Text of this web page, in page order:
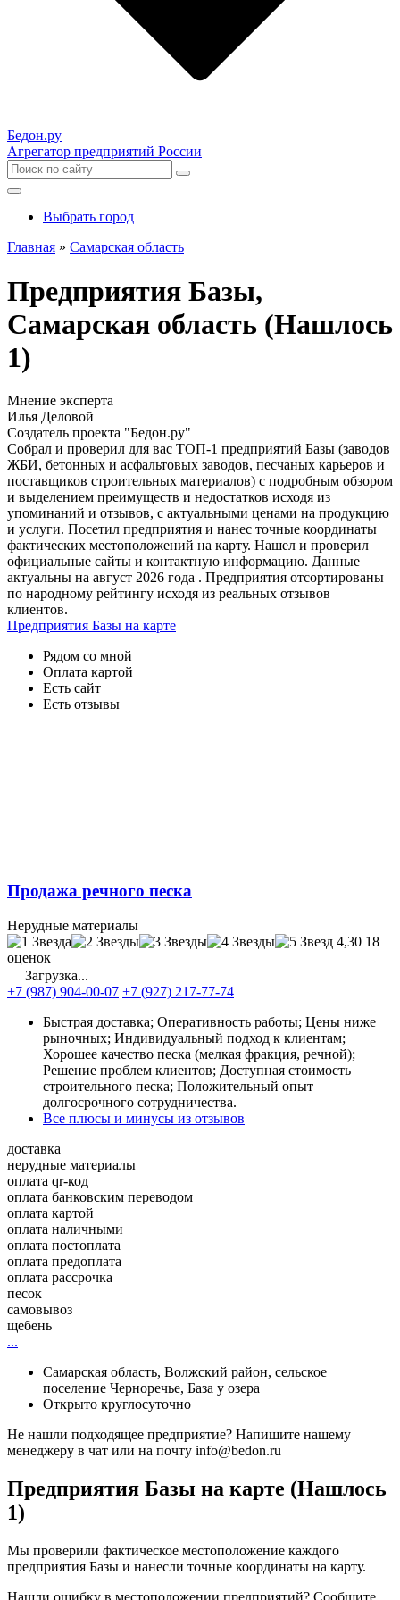
Бедон.ру
Агрегатор предприятий России
Выбрать город
Главная » Самарская область
Предприятия Базы,
Самарская область (Нашлось
1)
Мнение эксперта
Илья Деловой
Создатель проекта "Бедон.ру"
Собрал и проверил для вас ТОП-1 предприятий Базы (заводов
ЖБИ, бетонных и асфальтовых заводов, песчаных карьеров и
поставщиков строительных материалов) с подробным обзором
и выделением преимуществ и недостатков исходя из
упоминаний и отзывов, с актуальными ценами на продукцию
и услуги. Посетил предприятия и нанес точные координаты
фактических местоположений на карту. Нашел и проверил
официальные сайты и контактную информацию. Данные
актуальны на август 2026 года . Предприятия отсортированы
по народному рейтингу исходя из реальных отзывов
клиентов.
Предприятия Базы на карте
Рядом со мной
Оплата картой
Есть сайт
Есть отзывы
Продажа речного песка
Нерудные материалы
4,30 18
оценок
Загрузка...
+7 (987) 904-00-07 +7 (927) 217-77-74
Быстрая доставка; Оперативность работы; Цены ниже
рыночных; Индивидуальный подход к клиентам;
Хорошее качество песка (мелкая фракция, речной);
Решение проблем клиентов; Доступная стоимость
строительного песка; Положительный опыт
долгосрочного сотрудничества.
Все плюсы и минусы из отзывов
доставка
нерудные материалы
оплата qr-код
оплата банковским переводом
оплата картой
оплата наличными
оплата постоплата
оплата предоплата
оплата рассрочка
песок
самовывоз
щебень
...
Самарская область, Волжский район, сельское
поселение Черноречье, База у озера
Открыто круглосуточно
Не нашли подходящее предприятие? Напишите нашему
менеджеру в чат или на почту info@bedon.ru
Предприятия Базы на карте (Нашлось
1)
Мы проверили фактическое местоположение каждого
предприятия Базы и нанесли точные координаты на карту.
Нашли ошибку в местоположении предприятий? Сообщите